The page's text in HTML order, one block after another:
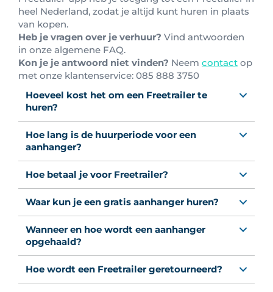
heel Nederland, zodat je altijd kunt huren in plaats
van kopen.
Heb je vragen over je verhuur? Vind antwoorden
in onze algemene FAQ.
Kon je je antwoord niet vinden? Neem contact op
met onze klantenservice: 085 888 3750
Hoeveel kost het om een Freetrailer te
huren?
Hoe lang is de huurperiode voor een
aanhanger?
Hoe betaal je voor Freetrailer?
Waar kun je een gratis aanhanger huren?
Wanneer en hoe wordt een aanhanger
opgehaald?
Hoe wordt een Freetrailer geretourneerd?